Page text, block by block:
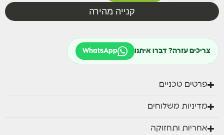
מידות: 216/297 ס”מ ברוחב 100 ס”מ.
קנייה מהירה
צריכים עזרה? דברו איתנו WhatsApp
פרטים טכניים
מדיניות משלוחים
אחריות ותחזוקה